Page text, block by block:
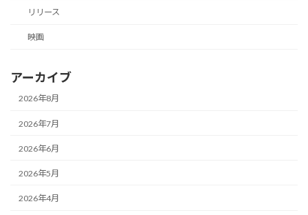
リリース
映画
アーカイブ
2026年8月
2026年7月
2026年6月
2026年5月
2026年4月